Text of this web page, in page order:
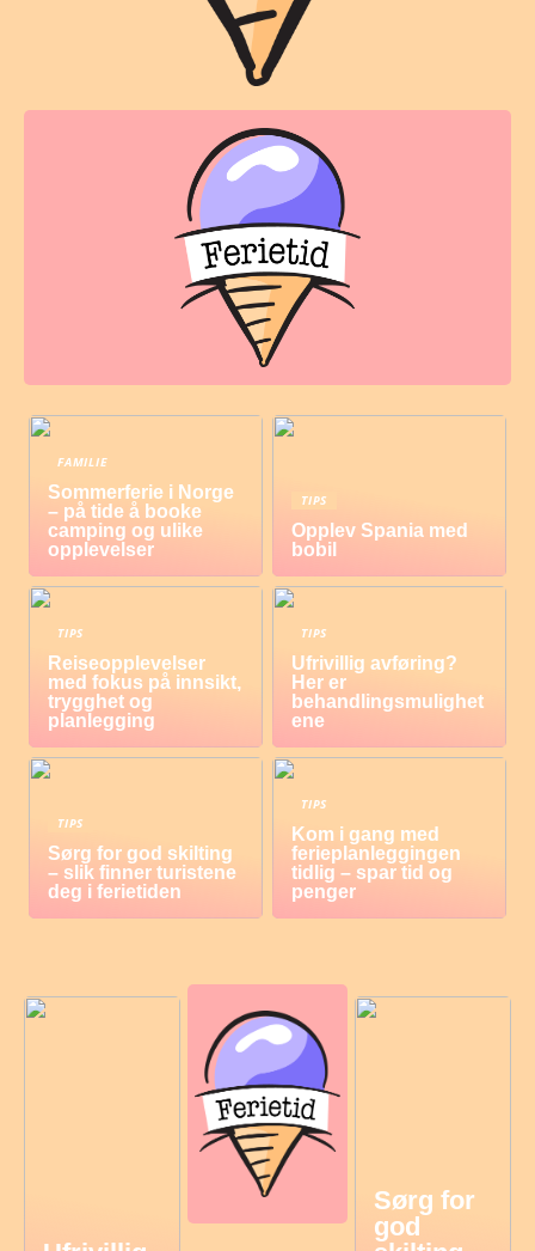
FAMILIE
Sommerferie i Norge
– på tide å booke
camping og ulike
opplevelser
TIPS
Opplev Spania med
bobil
TIPS
Reiseopplevelser
med fokus på innsikt,
trygghet og
planlegging
TIPS
Ufrivillig avføring?
Her er
behandlingsmulighet
ene
TIPS
Sørg for god skilting
– slik finner turistene
deg i ferietiden
TIPS
Kom i gang med
ferieplanleggingen
tidlig – spar tid og
penger
Sørg for
god